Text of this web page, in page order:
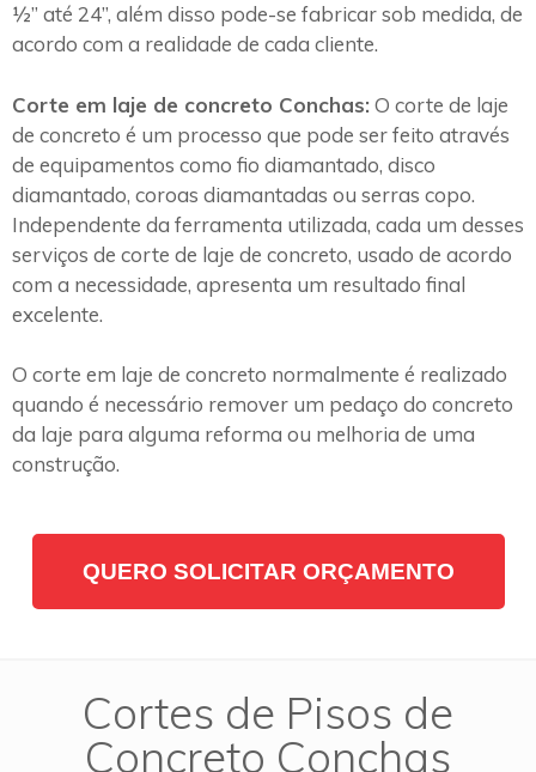
½” até 24”, além disso pode-se fabricar sob medida, de
acordo com a realidade de cada cliente.
Corte em laje de concreto Conchas: O corte de laje
de concreto é um processo que pode ser feito através
de equipamentos como fio diamantado, disco
diamantado, coroas diamantadas ou serras copo.
Independente da ferramenta utilizada, cada um desses
serviços de corte de laje de concreto, usado de acordo
com a necessidade, apresenta um resultado final
excelente.
O corte em laje de concreto normalmente é realizado
quando é necessário remover um pedaço do concreto
da laje para alguma reforma ou melhoria de uma
construção.
QUERO SOLICITAR ORÇAMENTO
Cortes de Pisos de
Concreto Conchas